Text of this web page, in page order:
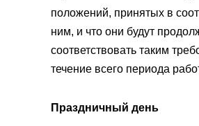
положений, принятых в
ним, и что они будут
соответствовать таким
течение всего периода
Праздничный день